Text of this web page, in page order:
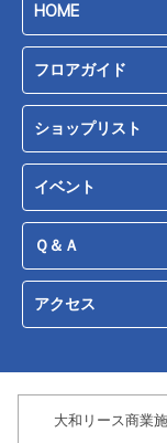
HOME
フロアガイド
ショップリスト
イベント
Ｑ＆Ａ
アクセス
大和リース商業